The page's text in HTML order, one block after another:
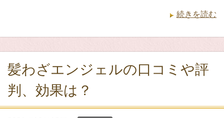
続きを読む
髪わざエンジェルの口コミや評
判、効果は？